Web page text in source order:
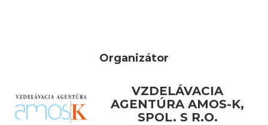
Organizátor
VZDELÁVACIA
AGENTÚRA AMOS-K,
SPOL. S R.O.